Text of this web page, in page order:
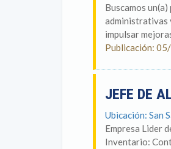
Buscamos
administrativas
impulsar
Publicación:
JEFE DE
Ubicación: San
Empresa Lider
Inventario: